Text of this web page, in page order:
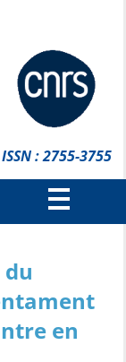
ISSN : 2755-3755
en